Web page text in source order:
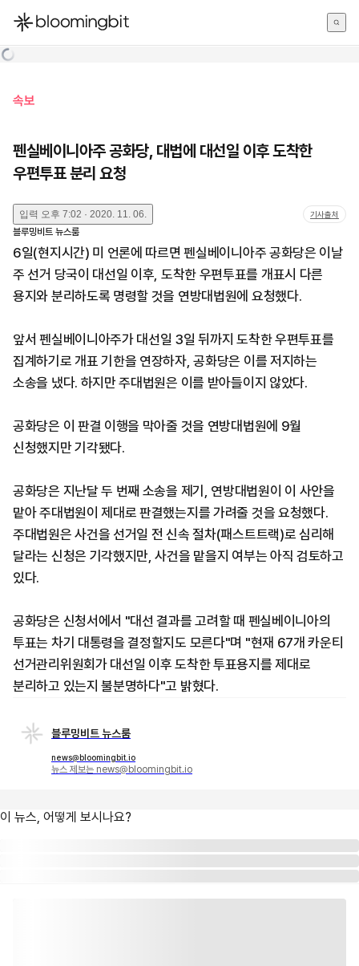
한국어
속보
펜실베이니아주 공화당, 대법에 대선일 이후 도착한
우편투표 분리 요청
입력 오후 7:02 · 2020. 11. 06. 기사출처
블루밍비트 뉴스룸
6일(현지시간) 미 언론에 따르면 펜실베이니아주 공화당은 이날
주 선거 당국이 대선일 이후, 도착한 우편투표를 개표시 다른
용지와 분리하도록 명령할 것을 연방대법원에 요청했다.
앞서 펜실베이니아주가 대선일 3일 뒤까지 도착한 우편투표를
집계하기로 개표 기한을 연장하자, 공화당은 이를 저지하는
소송을 냈다. 하지만 주대법원은 이를 받아들이지 않았다.
공화당은 이 판결 이행을 막아줄 것을 연방대법원에 9월
신청했지만 기각됐다.
공화당은 지난달 두 번째 소송을 제기, 연방대법원이 이 사안을
맡아 주대법원이 제대로 판결했는지를 가려줄 것을 요청했다.
주대법원은 사건을 선거일 전 신속 절차(패스트트랙)로 심리해
달라는 신청은 기각했지만, 사건을 맡을지 여부는 아직 검토하고
있다.
공화당은 신청서에서 "대선 결과를 고려할 때 펜실베이니아의
투표는 차기 대통령을 결정할지도 모른다"며 "현재 67개 카운티
선거관리위원회가 대선일 이후 도착한 투표용지를 제대로
분리하고 있는지 불분명하다"고 밝혔다.
블루밍비트 뉴스룸
news@bloomingbit.io
뉴스 제보는 news@bloomingbit.io
이 뉴스, 어떻게 보시나요?